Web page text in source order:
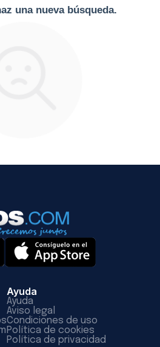
una nueva búsqueda.
Ayuda
Ayuda
Aviso legal
Condiciones de uso
Política de cookies
Política de privacidad